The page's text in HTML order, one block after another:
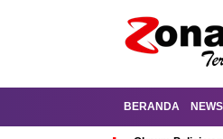
BERANDA NEWS